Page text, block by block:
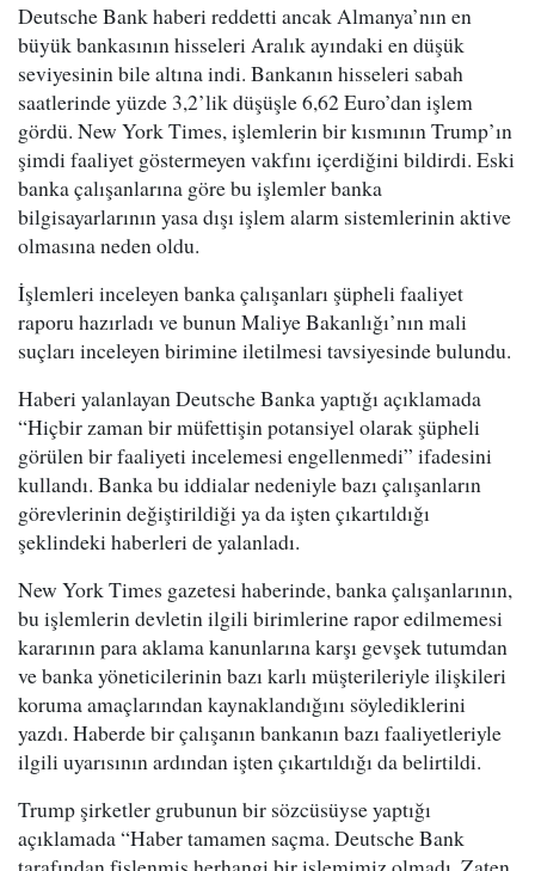
Deutsche Bank haberi reddetti ancak Almanya’nın en
büyük bankasının hisseleri Aralık ayındaki en düşük
seviyesinin bile altına indi. Bankanın hisseleri sabah
saatlerinde yüzde 3,2’lik düşüşle 6,62 Euro’dan işlem
gördü. New York Times, işlemlerin bir kısmının Trump’ın
şimdi faaliyet göstermeyen vakfını içerdiğini bildirdi. Eski
banka çalışanlarına göre bu işlemler banka
bilgisayarlarının yasa dışı işlem alarm sistemlerinin aktive
olmasına neden oldu.
İşlemleri inceleyen banka çalışanları şüpheli faaliyet
raporu hazırladı ve bunun Maliye Bakanlığı’nın mali
suçları inceleyen birimine iletilmesi tavsiyesinde bulundu.
Haberi yalanlayan Deutsche Banka yaptığı açıklamada
“Hiçbir zaman bir müfettişin potansiyel olarak şüpheli
görülen bir faaliyeti incelemesi engellenmedi” ifadesini
kullandı. Banka bu iddialar nedeniyle bazı çalışanların
görevlerinin değiştirildiği ya da işten çıkartıldığı
şeklindeki haberleri de yalanladı.
New York Times gazetesi haberinde, banka çalışanlarının,
bu işlemlerin devletin ilgili birimlerine rapor edilmemesi
kararının para aklama kanunlarına karşı gevşek tutumdan
ve banka yöneticilerinin bazı karlı müşterileriyle ilişkileri
koruma amaçlarından kaynaklandığını söylediklerini
yazdı. Haberde bir çalışanın bankanın bazı faaliyetleriyle
ilgili uyarısının ardından işten çıkartıldığı da belirtildi.
Trump şirketler grubunun bir sözcüsüyse yaptığı
açıklamada “Haber tamamen saçma. Deutsche Bank